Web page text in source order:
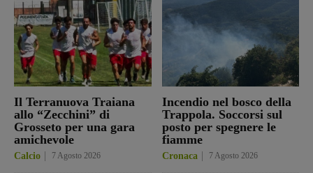
Il Terranuova Traiana
allo “Zecchini” di
Grosseto per una gara
amichevole
Calcio 7 Agosto 2026
Incendio nel bosco della
Trappola. Soccorsi sul
posto per spegnere le
fiamme
Cronaca 7 Agosto 2026